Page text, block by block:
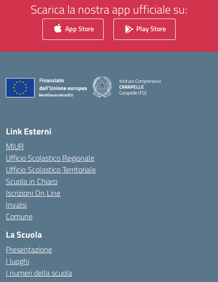
Scarica la nostra app ufficiale su:
App Store Play Store
Istituto Comprensivo
CARAPELLE
Carapelle (FG)
— Visita la pagina iniziale della scuola
Link Esterni
MIUR
Ufficio Scolastico Regionale
Ufficio Scolastico Territoriale
Scuola in Chiaro
Iscrizioni On Line
Invalsi
Comune
La Scuola
Presentazione
I luoghi
I numeri della scuola